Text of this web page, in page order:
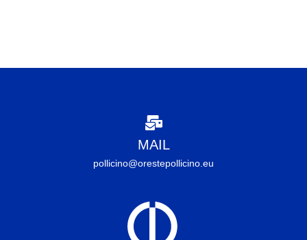
MAIL
pollicino@orestepollicino.eu